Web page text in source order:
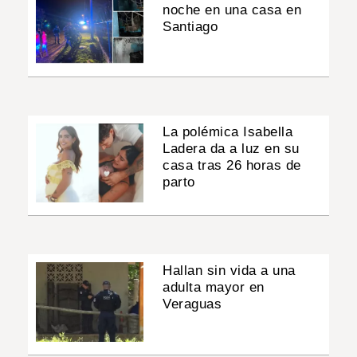
noche en una casa en
Santiago
La polémica Isabella
Ladera da a luz en su
casa tras 26 horas de
parto
Hallan sin vida a una
adulta mayor en
Veraguas